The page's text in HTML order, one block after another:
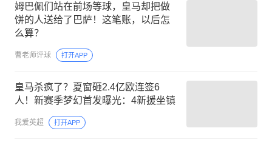
姆巴佩们站在前场等球，皇马却把做
饼的人送给了巴萨！这笔账，以后怎
么算？
曹老师评球 打开APP
皇马杀疯了？夏窗砸2.4亿欧连签6
人！新赛季梦幻首发曝光：4新援坐镇
我爱英超 打开APP